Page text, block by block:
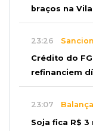
braços na
23:26
Crédito do
refinanciem
23:07 Balança
Soja fica R$